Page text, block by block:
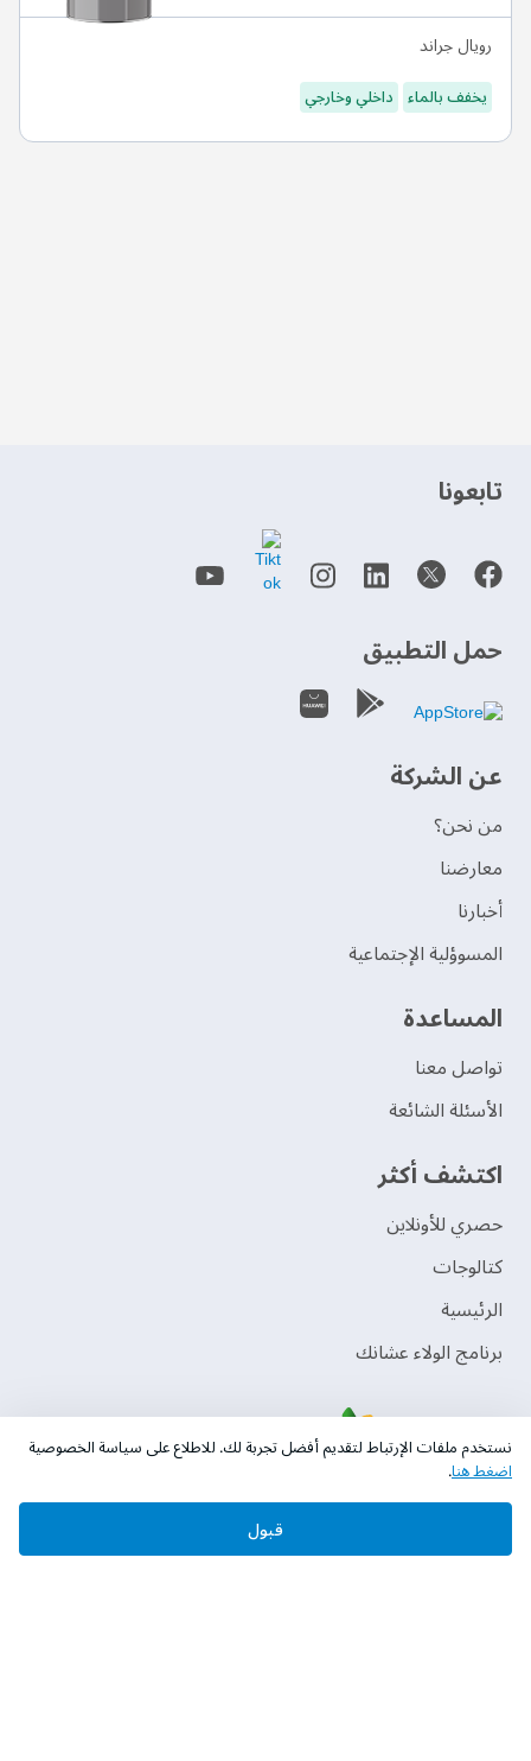
رويال جراند
يخفف بالماء داخلي وخارجي
‫تابعونا‬
حمل التطبيق
عن الشركة
من نحن؟
‫معارضنا‬
‫أخبارنا‬
المسوؤلية الإجتماعية
‫المساعدة‬
تواصل معنا
الأسئلة الشائعة
اكتشف أكثر
حصري للأونلاين
‫كتالوجات‬
الرئيسية
برنامج الولاء عشانك
حقوق النشر © 2026 دهانات الجزيرة
نستخدم ملفات الإرتباط لتقديم أفضل تجربة لك. للاطلاع على سياسة الخصوصية
اضغط هنا.
قبول